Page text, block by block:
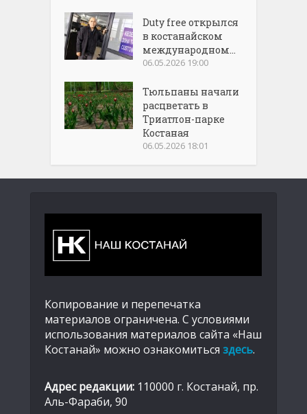
Duty free открылся
в костанайском
международном...
06.05.2026 19:00
Тюльпаны начали
расцветать в
Триатлон-парке
Костаная
06.05.2026 18:01
Копирование и перепечатка
материалов ограничена. С условиями
использования материалов сайта «Наш
Костанай» можно ознакомиться здесь.
Адрес редакции: 110000 г. Костанай, пр.
Аль-Фараби, 90